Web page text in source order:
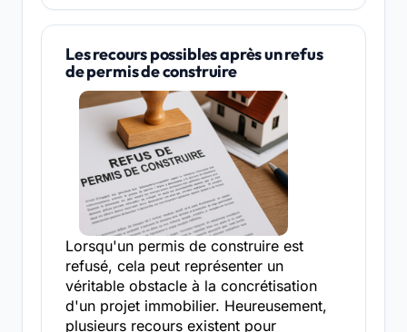
Les recours possibles après un refus
de permis de construire
Lorsqu'un permis de construire est
refusé, cela peut représenter un
véritable obstacle à la concrétisation
d'un projet immobilier. Heureusement,
plusieurs recours existent pour